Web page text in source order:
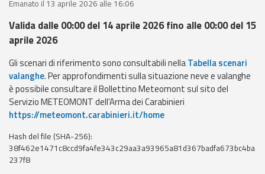
Alerts and
Event
monitoring
Forecasts and
Weather and sea
Emanato il 13 aprile 2026 alle 16:06
Valida dalle 00:00 del 14 aprile 2026 fino alle 00:00 del 15
aprile 2026
Gli scenari di riferimento sono consultabili nellaTabella scenari
valanghe. Per approfondimenti sulla situazione neve e valanghe
è possibile consultare il Bollettino Meteomont sul sito del
Servizio METEOMONT dell'Arma dei Carabinieri
https://meteomont.carabinieri.it/home
Hash del file (SHA-256):
38f462e1471c8ccd9fa4fe343c29aa3a93965a81d367badfa673bc4ba
237f8